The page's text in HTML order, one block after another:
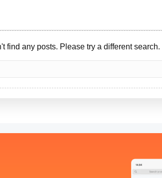
find any posts. Please try a different search.